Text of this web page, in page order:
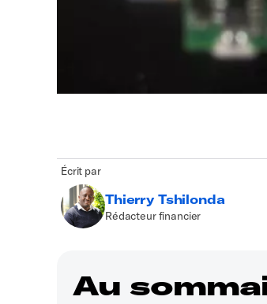
Écrit par
Thierry Tshilonda
Rédacteur financier
Au